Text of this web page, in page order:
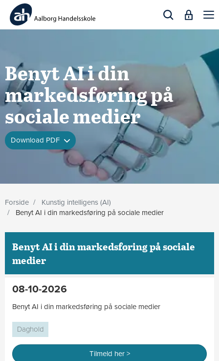
Benyt AI i din
markedsføring på
sociale medier
Download PDF
Forside
Kunstig intelligens (AI)
Benyt AI i din markedsføring på sociale medier
Benyt AI i din markedsføring på sociale
medier
08-10-2026
Benyt AI i din markedsføring på sociale medier
Daghold
Tilmeld her >